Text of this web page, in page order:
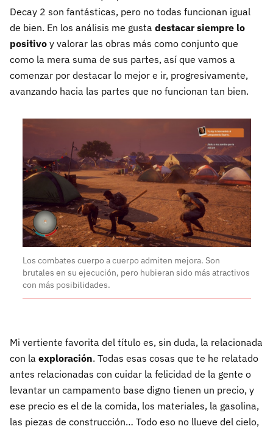
Decay 2 son fantásticas, pero no todas funcionan igual
de bien. En los análisis me gusta destacar siempre lo
positivo y valorar las obras más como conjunto que
como la mera suma de sus partes, así que vamos a
comenzar por destacar lo mejor e ir, progresivamente,
avanzando hacia las partes que no funcionan tan bien.
Los combates cuerpo a cuerpo admiten mejora. Son
brutales en su ejecución, pero hubieran sido más atractivos
con más posibilidades.
Mi vertiente favorita del título es, sin duda, la relacionada
con la exploración. Todas esas cosas que te he relatado
antes relacionadas con cuidar la felicidad de la gente o
levantar un campamento base digno tienen un precio, y
ese precio es el de la comida, los materiales, la gasolina,
las piezas de construcción… Todo eso no llueve del cielo,